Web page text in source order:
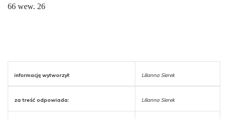
66 wew. 26
informację wytworzył: Lilianna Sierek
za treść odpowiada: Lilianna Sierek